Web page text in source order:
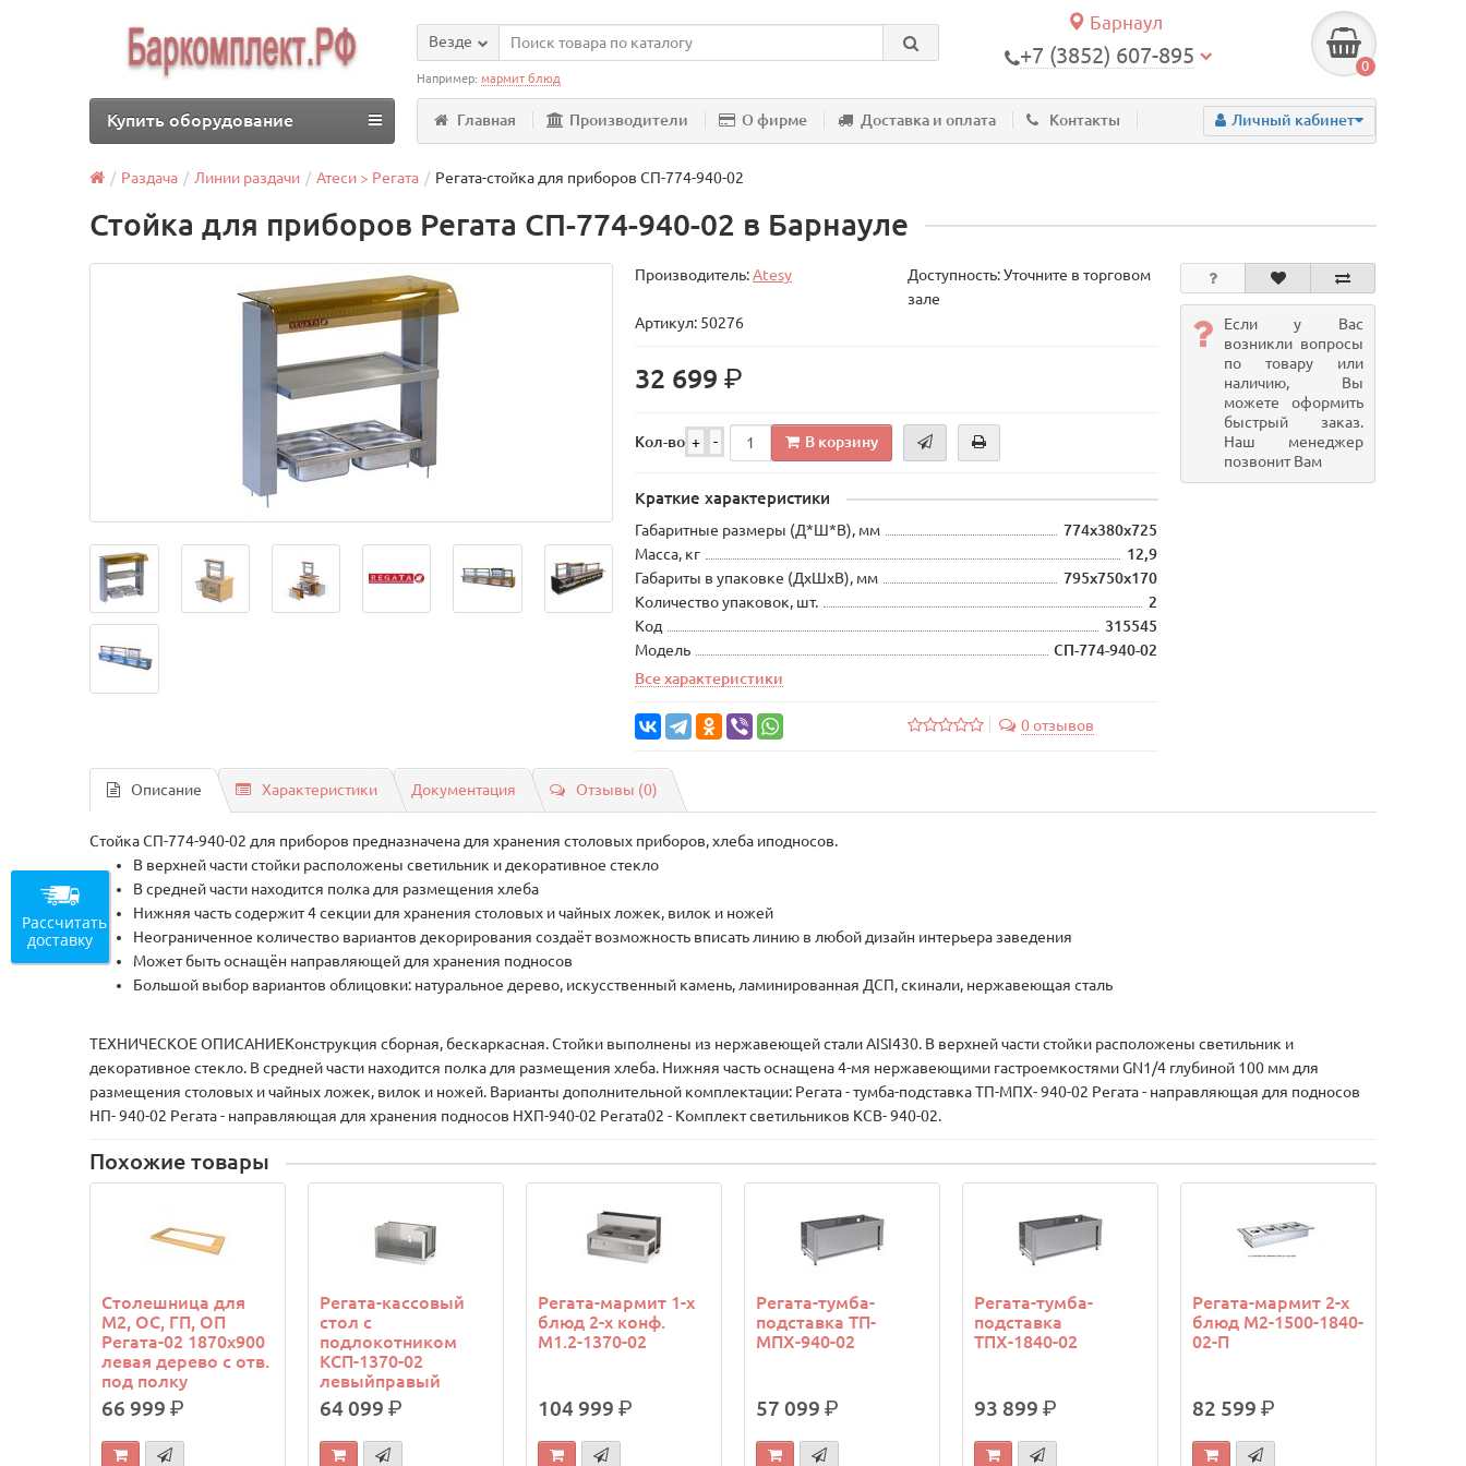
Барнаул
+7 (3852) 607-895 0
Везде
Например:мармит блюд
Главная Производители О фирме Доставка и оплата Контакты Личный кабинет
Купить оборудование
Раздача Линии раздачи Атеси > Регата Регата-стойка для приборов СП-774-940-02
Стойка для приборов Регата СП-774-940-02 в Барнауле
Производитель:Atesy
Доступность: Уточните в торговом
зале
Артикул: 50276
32 699р.
Кол-во + - В корзину
Краткие характеристики
Габаритные размеры (Д*Ш*В), мм
774х380х725
Масса, кг
12,9
Габариты в упаковке (ДхШхВ), мм
795х750х170
Количество упаковок, шт.
2
Код
315545
Модель
СП-774-940-02
Все характеристики
0 отзывов
Если у Вас
возникли вопросы
по товару или
наличию, Вы
можете оформить
быстрый заказ.
Наш менеджер
позвонит Вам
Описание Характеристики Документация Отзывы (0)
Стойка СП-774-940-02 для приборов предназначена для хранения столовых приборов, хлеба иподносов.
В верхней части стойки расположены светильник и декоративное стекло
В средней части находится полка для размещения хлеба
Нижняя часть содержит 4 секции для хранения столовых и чайных ложек, вилок и ножей
Неограниченное количество вариантов декорирования создаёт возможность вписать линию в любой дизайн интерьера заведения
Может быть оснащён направляющей для хранения подносов
Большой выбор вариантов облицовки: натуральное дерево, искусственный камень, ламинированная ДСП, скинали, нержавеющая сталь
ТЕХНИЧЕСКОЕ ОПИСАНИЕКонструкция сборная, бескаркасная. Стойки выполнены из нержавеющей стали AISI430. В верхней части стойки расположены светильник и
декоративное стекло. В средней части находится полка для размещения хлеба. Нижняя часть оснащена 4-мя нержавеющими гастроемкостями GN1/4 глубиной 100 мм для
размещения столовых и чайных ложек, вилок и ножей. Варианты дополнительной комплектации: Регата - тумба-подставка ТП-МПХ- 940-02 Регата - направляющая для подносов
НП- 940-02 Регата - направляющая для хранения подносов НХП-940-02 Регата02 - Комплект светильников КСВ- 940-02.
Похожие товары
Столешница для
М2, ОС, ГП, ОП
Регата-02 1870х900
левая дерево с отв.
под полку
66 999р.
Регата-кассовый
стол с
подлокотником
КСП-1370-02
левыйправый
64 099р.
Регата-мармит 1-х
блюд 2-х конф.
М1.2-1370-02
104 999р.
Регата-тумба-
подставка ТП-
МПХ-940-02
57 099р.
Регата-тумба-
подставка
ТПХ-1840-02
93 899р.
Регата-мармит 2-х
блюд М2-1500-1840-
02-П
82 599р.
Рассчитать
доставку